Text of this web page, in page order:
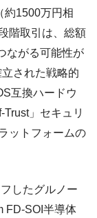
約1500万円相
階取引は、総額
ながる可能性が
された戦略的
互換ハードウ
」セキュリ
ットフォームの
したグルノー
FD-SOI半導体